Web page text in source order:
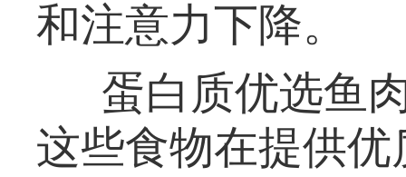
和注意力下降。
蛋白质优选鱼
这些食物在提供